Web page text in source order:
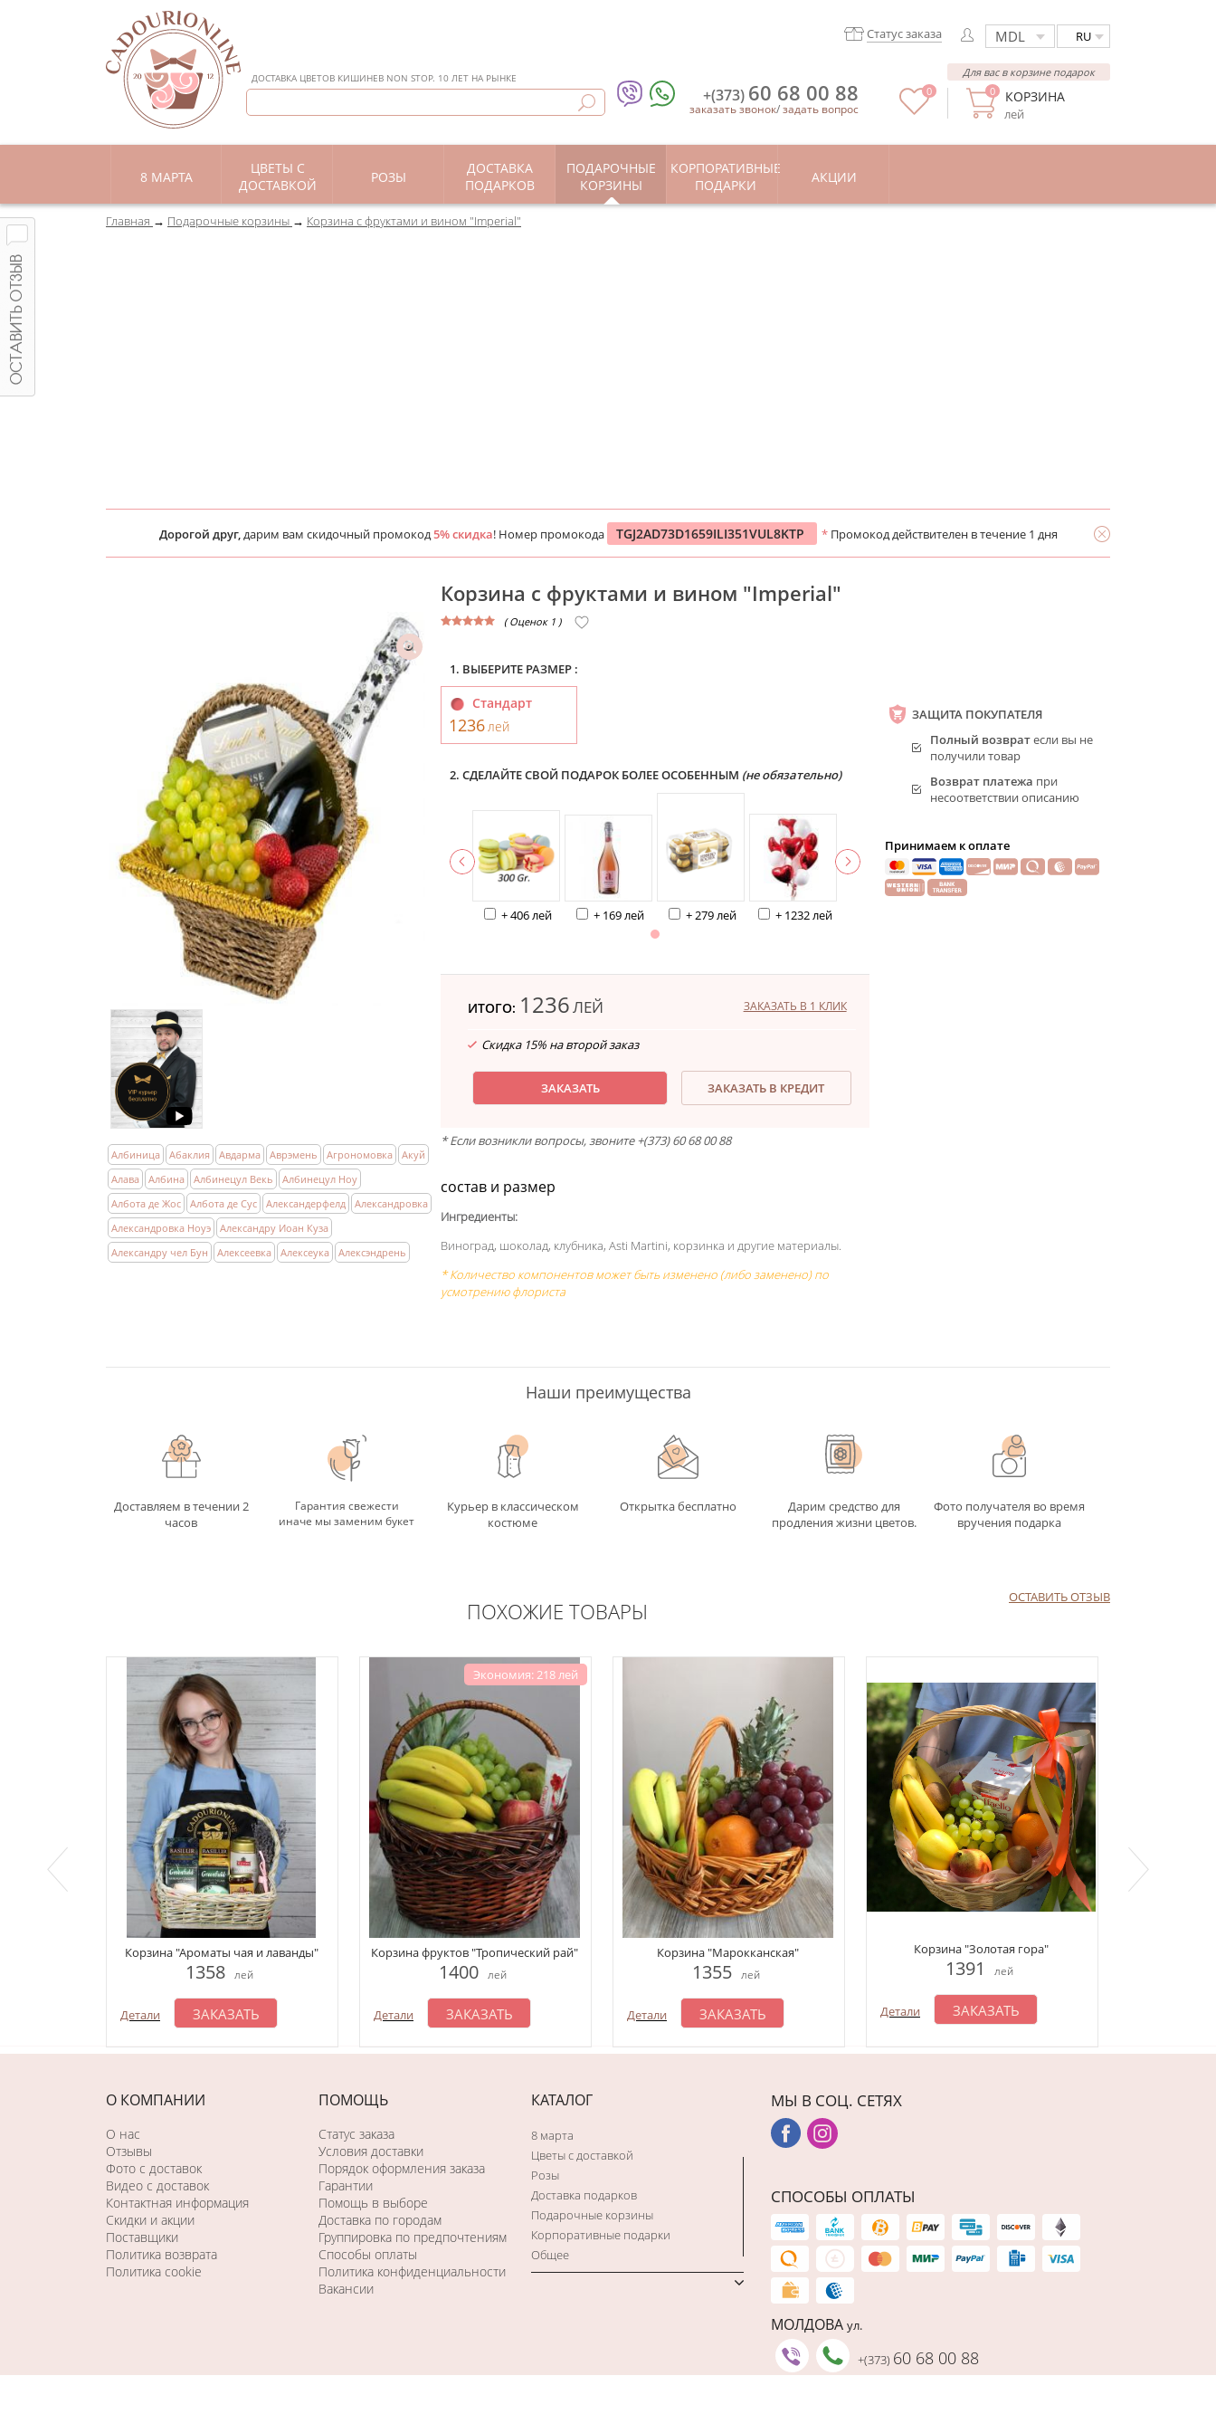
ДОСТАВКА ЦВЕТОВ КИШИНЕВ NON STOP. 10 ЛЕТ НА РЫНКЕ
RU
Статус заказа
КОРЗИНА
лей
0
Для вас в корзине подарок
0
+(373) 60 68 00 88
заказать звонок/задать вопрос
8 МАРТА
ЦВЕТЫ С
ДОСТАВКОЙ
РОЗЫ
ДОСТАВКА
ПОДАРКОВ
ПОДАРОЧНЫЕ
КОРЗИНЫ
КОРПОРАТИВНЫЕ
ПОДАРКИ
АКЦИИ
Главная Подарочные корзины Корзина с фруктами и вином "Imperial"
Дорогой друг,дарим вам скидочный промокод5% скидка! Номер промокода TGJ2AD73D1659ILI351VUL8KTP * Промокод действителен в течение 1 дня
Албиница Абаклия Авдарма Аврэмень Агрономовка
Акуй
Алава
Албина Албинецул Векь
Албинецул Ноу
Албота де Жос
Албота де Сус Александерфелд
Александровка
Александровка Ноуэ
Александру Иоан Куза
Александру чел Бун
Алексеевка Алексеука Алексэндрень
Корзина с фруктами и вином "Imperial"
( Оценок 1 )
1. ВЫБЕРИТЕ РАЗМЕР :
Стандарт
1236 лей
2. СДЕЛАЙТЕ СВОЙ ПОДАРОК БОЛЕЕ ОСОБЕННЫМ (не обязательно)
+ 406 лей + 169 лей + 279 лей + 1232 лей
ИТОГО: 1236ЛЕЙ ЗАКАЗАТЬ В 1 КЛИК
Скидка 15% на второй заказ
ЗАКАЗАТЬ ЗАКАЗАТЬ В КРЕДИТ
* Если возникли вопросы, звоните +(373) 60 68 00 88
состав и размер
Ингредиенты:
Виноград, шоколад, клубника, Asti Martini, корзинка и другие материалы.
* Количество компонентов может быть изменено (либо заменено) по
усмотрению флориста
ЗАЩИТА ПОКУПАТЕЛЯ
Полный возвратесли вы не
получили товар
Возврат платежа при
несоответствии описанию
Принимаем к оплате
Наши преимущества
Доставляем в течении 2
часов
Гарантия свежести
иначе мы заменим букет
Курьер в классическом
костюме
Открытка бесплатно
Дарим средство для
продления жизни цветов.
Фото получателя во время
вручения подарка
ОСТАВИТЬ ОТЗЫВ
ПОХОЖИЕ ТОВАРЫ
Корзина "Ароматы чая и лаванды"
1358 лей
Детали ЗАКАЗАТЬ
Экономия: 218 лей
Корзина фруктов "Тропический рай"
1400 лей
Детали ЗАКАЗАТЬ
Корзина "Марокканская"
1355 лей
Детали ЗАКАЗАТЬ
Корзина "Золотая гора"
1391 лей
Детали ЗАКАЗАТЬ
О КОМПАНИИ
О нас
Отзывы
Фото c доставок
Видео с доставок
Контактная информация
Скидки и акции
Поставщики
Политика возврата
Политика cookie
ПОМОЩЬ
Статус заказа
Условия доставки
Порядок оформления заказа
Гарантии
Помощь в выборе
Доставка по городам
Группировка по предпочтениям
Способы оплаты
Политика конфиденциальности
Вакансии
КАТАЛОГ
8 марта
Цветы с доставкой
Розы
Доставка подарков
Подарочные корзины
Корпоративные подарки
Общее
МЫ В СОЦ. СЕТЯХ
СПОСОБЫ ОПЛАТЫ
МОЛДОВА ул.
+(373) 60 68 00 88